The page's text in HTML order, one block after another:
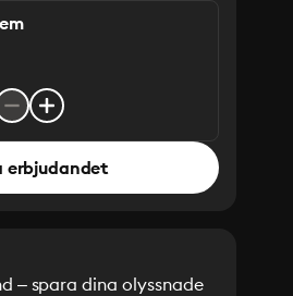
erbjudandet
– spara dina olyssnade